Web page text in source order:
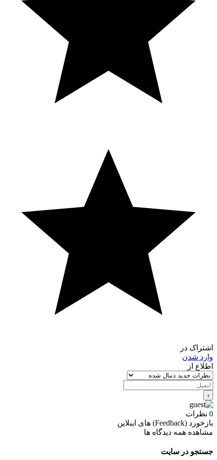
اشتراک در
وارد شدن
اطلاع از
0 نظرات
بازخورد (Feedback) های اینلاین
مشاهده همه دیدگاه ها
جستجو در سایت